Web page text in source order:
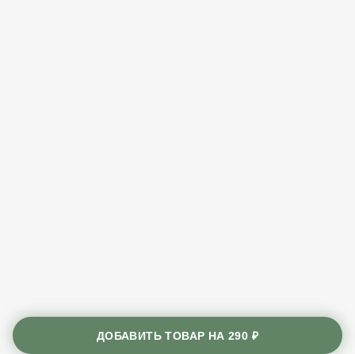
ДОБАВИТЬ ТОВАР НА290 ₽